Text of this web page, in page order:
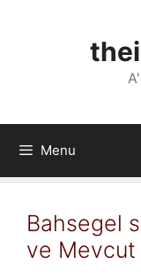
Menu
Bahsegel
ve Mevcut